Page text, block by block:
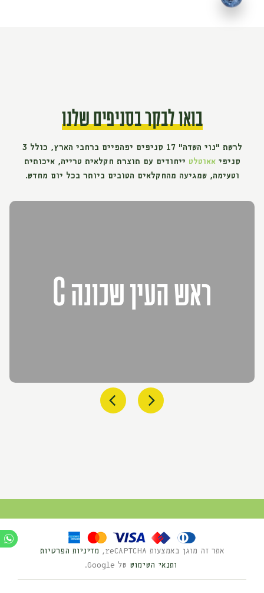
בואו לבקר בסניפים שלנו
לרשת "נוי השדה" 17 סניפים יפהפיים ברחבי הארץ, כולל 3
סניפיאאוטלט ייחודים עם תוצרת חקלאית טרייה, איכותית
וטעימה, שמגיעה מהחקלאים הטובים ביותר בכל יום מחדש.
ראש העין שכונה C
אתר זה מוגן באמצעות reCAPTCHA,
מדיניות הפרטיות
ותנאי השימוש של Google.